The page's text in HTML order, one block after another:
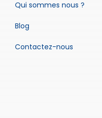
Qui sommes nous ?
Blog
Contactez-nous